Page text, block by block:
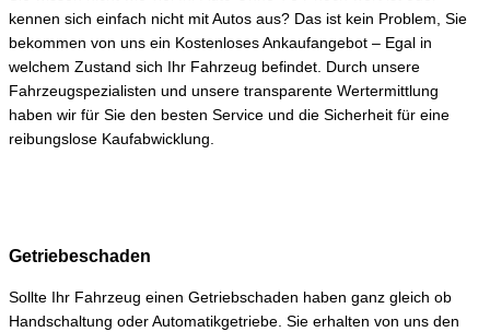
kennen sich einfach nicht mit Autos aus? Das ist kein Problem, Sie
bekommen von uns ein Kostenloses Ankaufangebot – Egal in
welchem Zustand sich Ihr Fahrzeug befindet. Durch unsere
Fahrzeugspezialisten und unsere transparente Wertermittlung
haben wir für Sie den besten Service und die Sicherheit für eine
reibungslose Kaufabwicklung.
Getriebeschaden
Sollte Ihr Fahrzeug einen Getriebschaden haben ganz gleich ob
Handschaltung oder Automatikgetriebe. Sie erhalten von uns den